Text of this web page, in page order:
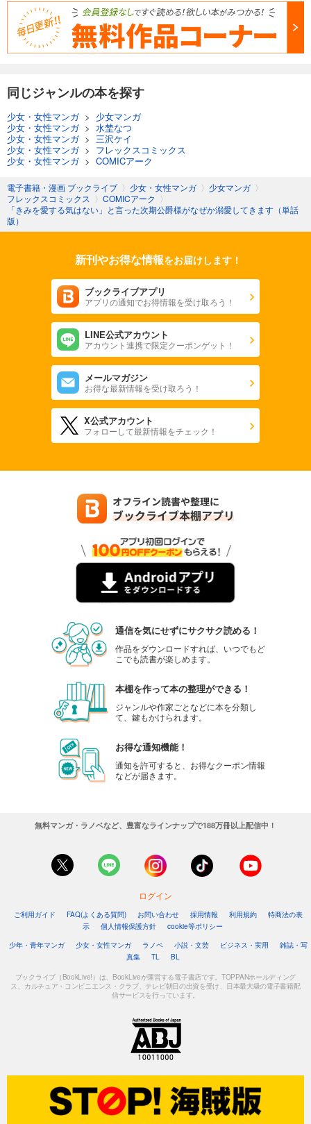
同じジャンルの本を探す
少女・女性マンガ> 少女マンガ
少女・女性マンガ> 水埜なつ
少女・女性マンガ> 三沢ケイ
少女・女性マンガ> フレックスコミックス
少女・女性マンガ> COMICアーク
電子書籍・漫画 ブックライブ 〉 少女・女性マンガ 〉 少女マンガ 〉
フレックスコミックス 〉 COMICアーク 〉
「きみを愛する気はない」と言った次期公爵様がなぜか溺愛してきます（単話
版）
新刊やお得な情報をお届けします！
ブックライブアプリ
アプリの通知でお得情報を受け取ろう！
LINE公式アカウント
アカウント連携で限定クーポンゲット！
メールマガジン
お得な最新情報を受け取ろう！
X公式アカウント
フォローして最新情報をチェック！
通信を気にせずにサクサク読める！
作品をダウンロードすれば、いつでもど
こでも読書が楽しめます。
本棚を作って本の整理ができる！
ジャンルや作家ごとなどに本を分類し
て、鍵もかけられます。
お得な通知機能！
通知を許可すると、お得なクーポン情報
などが届きます。
無料マンガ・ラノベなど、豊富なラインナップで188万冊以上配信中！
ログイン
ご利用ガイド FAQ(よくある質問) お問い合わせ 採用情報 利用規約
特商法の表
示
個人情報保護方針
cookie等ポリシー
少年・青年マンガ
少女・女性マンガ ラノベ 小説・文芸 ビジネス・実用
雑誌・写
真集
TL BL
ブックライブ（BookLive!）は、BookLiveが運営する電子書店です。TOPPANホールディング
ス、カルチュア・コンビニエンス・クラブ、テレビ朝日の出資を受け、日本最大級の電子書籍配
信サービスを行っています。